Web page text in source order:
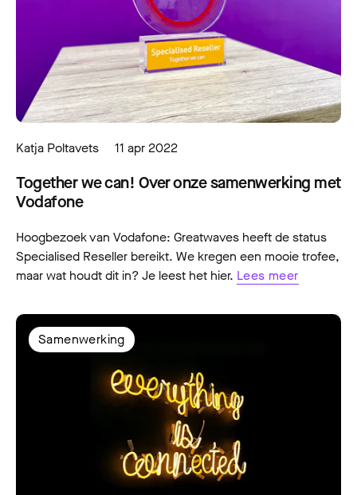
Katja Poltavets 11 apr 2022
Together we can! Over onze samenwerking met
Vodafone
Hoogbezoek van Vodafone: Greatwaves heeft de status
Specialised Reseller bereikt. We kregen een mooie trofee,
maar wat houdt dit in? Je leest het hier. Lees meer
Samenwerking